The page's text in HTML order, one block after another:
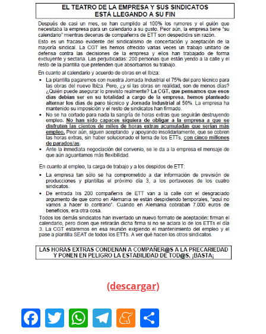
(descargar)
Facebook
Twitter
WhatsApp
Telegram
Meneame